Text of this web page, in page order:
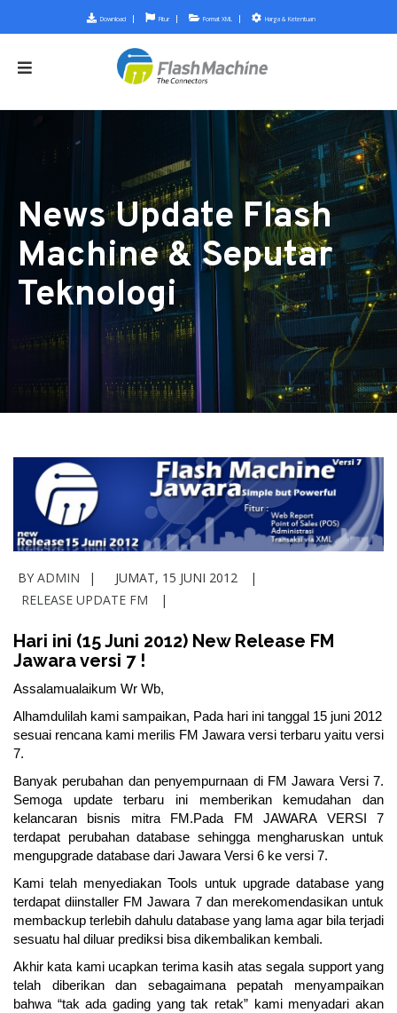
Download Fitur Format XML Harga & Ketentuan
News Update Flash
Machine & Seputar
Teknologi
BY ADMIN
JUMAT, 15 JUNI 2012
RELEASE UPDATE FM
Hari ini (15 Juni 2012) New Release FM
Jawara versi 7 !
Assalamualaikum Wr Wb,
Alhamdulilah kami sampaikan, Pada hari ini tanggal 15 juni 2012
sesuai rencana kami merilis FM Jawara versi terbaru yaitu versi
7.
Banyak perubahan dan penyempurnaan di FM Jawara Versi 7.
Semoga update terbaru ini memberikan kemudahan dan
kelancaran bisnis mitra FM.Pada FM JAWARA VERSI 7
terdapat perubahan database sehingga mengharuskan untuk
mengupgrade database dari Jawara Versi 6 ke versi 7.
Kami telah menyediakan Tools untuk upgrade database yang
terdapat diinstaller FM Jawara 7 dan merekomendasikan untuk
membackup terlebih dahulu database yang lama agar bila terjadi
sesuatu hal diluar prediksi bisa dikembalikan kembali.
Akhir kata kami ucapkan terima kasih atas segala support yang
telah diberikan dan sebagaimana pepatah menyampaikan
bahwa “tak ada gading yang tak retak” kami menyadari akan